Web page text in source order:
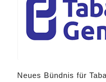
Neues Bündnis für